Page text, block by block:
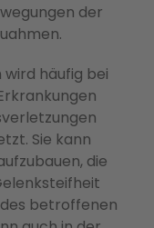
der
häufig bei
Sie kann
die
betroffenen